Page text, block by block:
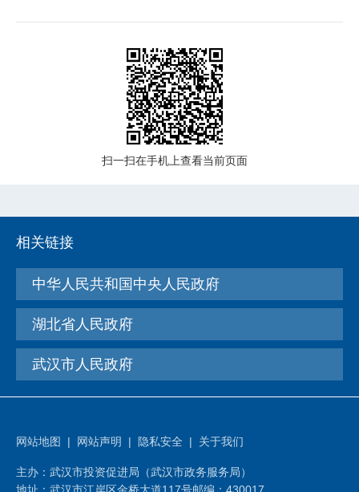
扫一扫在手机上查看当前页面
相关链接
中华人民共和国中央人民政府
湖北省人民政府
武汉市人民政府
网站地图 | 网站声明 | 隐私安全 | 关于我们
主办：武汉市投资促进局（武汉市政务服务局）